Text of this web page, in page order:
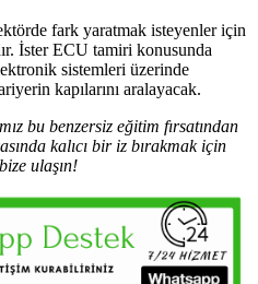
fark yaratmak isteyenler için
İster ECU tamiri konusunda
sistemleri üzerinde
kapılarını aralayacak.
bu benzersiz eğitim fırsatından
kalıcı bir iz bırakmak için
ulaşın!